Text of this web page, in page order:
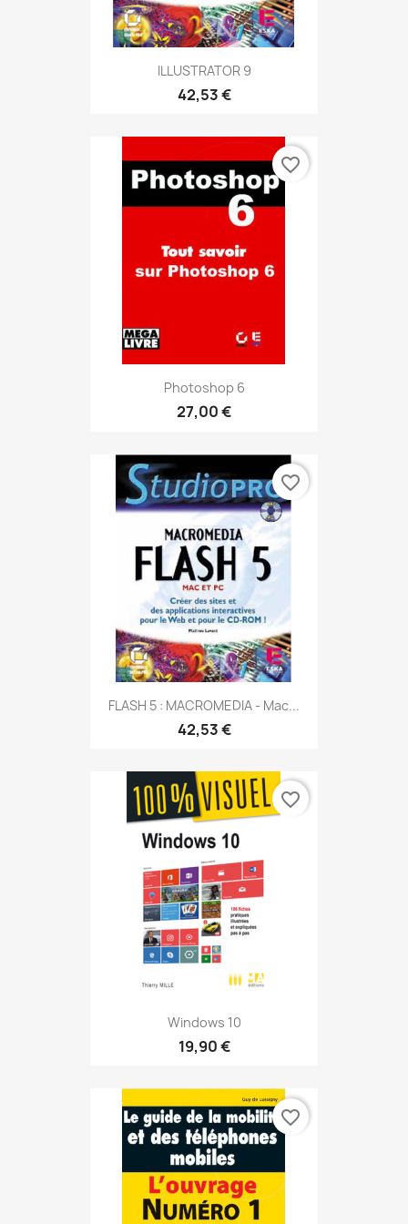
ILLUSTRATOR 9
42,53 €
Photoshop 6
27,00 €
favorite_border
FLASH 5 : MACROMEDIA - Mac...
42,53 €
favorite_border
Windows 10
19,90 €
favorite_border
favorite_border